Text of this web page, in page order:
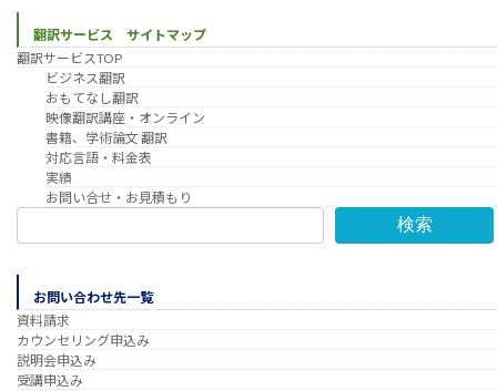
翻訳サービス サイトマップ
翻訳サービスTOP
ビジネス翻訳
おもてなし翻訳
映像翻訳講座・オンライン
書籍、学術論文 翻訳
対応言語・料金表
実績
お問い合せ・お見積もり
検索
お問い合わせ先一覧
資料請求
カウンセリング申込み
説明会申込み
受講申込み